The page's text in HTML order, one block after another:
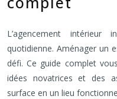
L’agencement
quotidienne. Aménager un
défi. Ce guide complet
idées novatrices et des
surface en un lieu